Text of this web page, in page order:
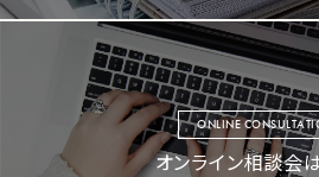
ONLINE
オンライン相談会